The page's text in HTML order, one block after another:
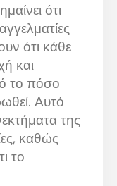
ότι
ότι κάθε
και
το πόσο
Αυτό
της
καθώς
το